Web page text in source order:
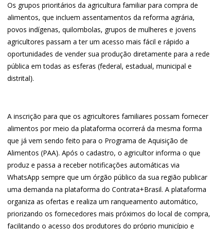
Os grupos prioritários da agricultura familiar para compra de
alimentos, que incluem assentamentos da reforma agrária,
povos indígenas, quilombolas, grupos de mulheres e jovens
agricultores passam a ter um acesso mais fácil e rápido a
oportunidades de vender sua produção diretamente para a rede
pública em todas as esferas (federal, estadual, municipal e
distrital).
A inscrição para que os agricultores familiares possam fornecer
alimentos por meio da plataforma ocorrerá da mesma forma
que já vem sendo feito para o Programa de Aquisição de
Alimentos (PAA). Após o cadastro, o agricultor informa o que
produz e passa a receber notificações automáticas via
WhatsApp sempre que um órgão público da sua região publicar
uma demanda na plataforma do Contrata+Brasil. A plataforma
organiza as ofertas e realiza um ranqueamento automático,
priorizando os fornecedores mais próximos do local de compra,
facilitando o acesso dos produtores do próprio município e